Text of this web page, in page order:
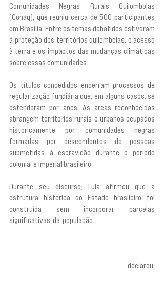
Comunidades Negras Rurais Quilombolas
(Conaq), que reuniu cerca de 500 participantes
em Brasília. Entre os temas debatidos estiveram
a proteção dos territórios quilombolas, o acesso
à terra e os impactos das mudanças climáticas
sobre essas comunidades.
Os títulos concedidos encerram processos de
regularização fundiária que, em alguns casos, se
estenderam por anos. As áreas reconhecidas
abrangem territórios rurais e urbanos ocupados
historicamente por comunidades negras
formadas por descendentes de pessoas
submetidas à escravidão durante o período
colonial e imperial brasileiro.
Durante seu discurso, Lula afirmou que a
estrutura histórica do Estado brasileiro foi
construída sem incorporar parcelas
significativas da população.
declarou.